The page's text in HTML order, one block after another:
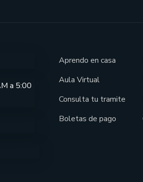
a 5:00
Aprendo en casa
Aula Virtual
Consulta tu tramite
Boletas de pago